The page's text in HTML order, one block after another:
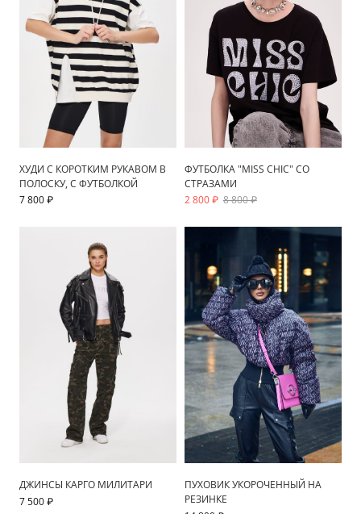
ХУДИ С КОРОТКИМ РУКАВОМ В
ПОЛОСКУ, С ФУТБОЛКОЙ
7 800 ₽
ФУТБОЛКА "MISS CHIC" СО
СТРАЗАМИ
2 800 ₽ 8 800 ₽
ДЖИНСЫ КАРГО МИЛИТАРИ
7 500 ₽
ПУХОВИК УКОРОЧЕННЫЙ НА
РЕЗИНКЕ